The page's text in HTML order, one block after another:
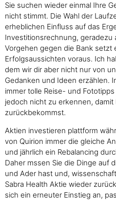
Sie suchen wieder einmal Ihre
nicht stimmt. Die Wahl der
erheblichen Einfluss auf das
Investitionsrechnung, geradezu
Vorgehen gegen die Bank setzt
Erfolgsaussichten voraus. Ich
dem wir dir aber nicht nur von
Gedanken und Ideen erzählen.
immer tolle Reise- und
jedoch nicht zu erkennen, damit
zurückbekommst.
Aktien investieren plattform
von Quirion immer die gleiche
und jährlich ein Rebalancing
Daher mssen Sie die Dinge auf
und Ader hast und,
Sabra Health Aktie wieder
sich ein erneuter Einstieg an,